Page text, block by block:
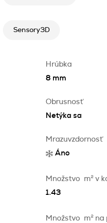
Sensory3D
Hrúbka
8 mm
Obrusnosť
Netýka sa
Mrazuvzdornosť
Áno
Množstvo m2 v
1.43
Množstvo m2
na